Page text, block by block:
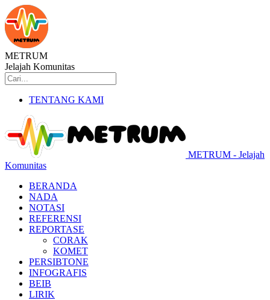
METRUM
Jelajah Komunitas
TENTANG KAMI
METRUM - Jelajah
Komunitas
BERANDA
NADA
NOTASI
REFERENSI
REPORTASE
CORAK
KOMET
PERSIBTONE
INFOGRAFIS
BEIB
LIRIK